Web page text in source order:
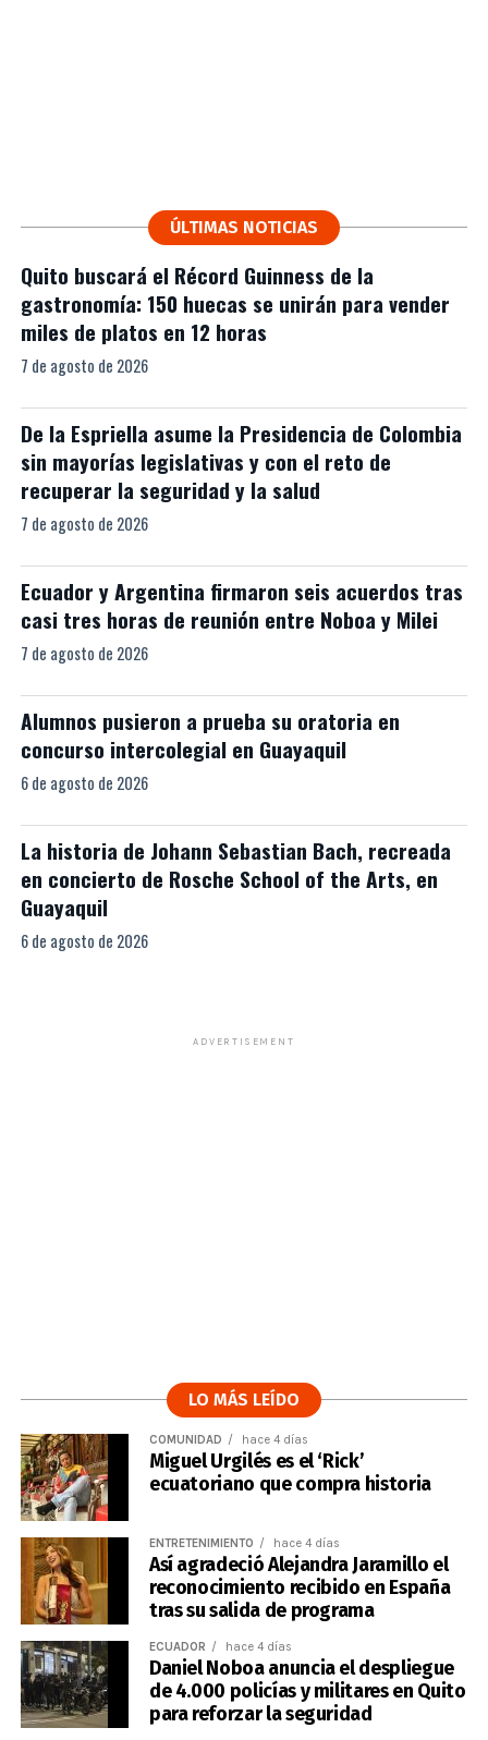
ÚLTIMAS NOTICIAS
Quito buscará el Récord Guinness de la
gastronomía: 150 huecas se unirán para vender
miles de platos en 12 horas
7 de agosto de 2026
De la Espriella asume la Presidencia de Colombia
sin mayorías legislativas y con el reto de
recuperar la seguridad y la salud
7 de agosto de 2026
Ecuador y Argentina firmaron seis acuerdos tras
casi tres horas de reunión entre Noboa y Milei
7 de agosto de 2026
Alumnos pusieron a prueba su oratoria en
concurso intercolegial en Guayaquil
6 de agosto de 2026
La historia de Johann Sebastian Bach, recreada
en concierto de Rosche School of the Arts, en
Guayaquil
6 de agosto de 2026
ADVERTISEMENT
LO MÁS LEÍDO
COMUNIDAD hace 4 días
Miguel Urgilés es el ‘Rick’
ecuatoriano que compra historia
ENTRETENIMIENTO hace 4 días
Así agradeció Alejandra Jaramillo el
reconocimiento recibido en España
tras su salida de programa
ECUADOR hace 4 días
Daniel Noboa anuncia el despliegue
de 4.000 policías y militares en Quito
para reforzar la seguridad